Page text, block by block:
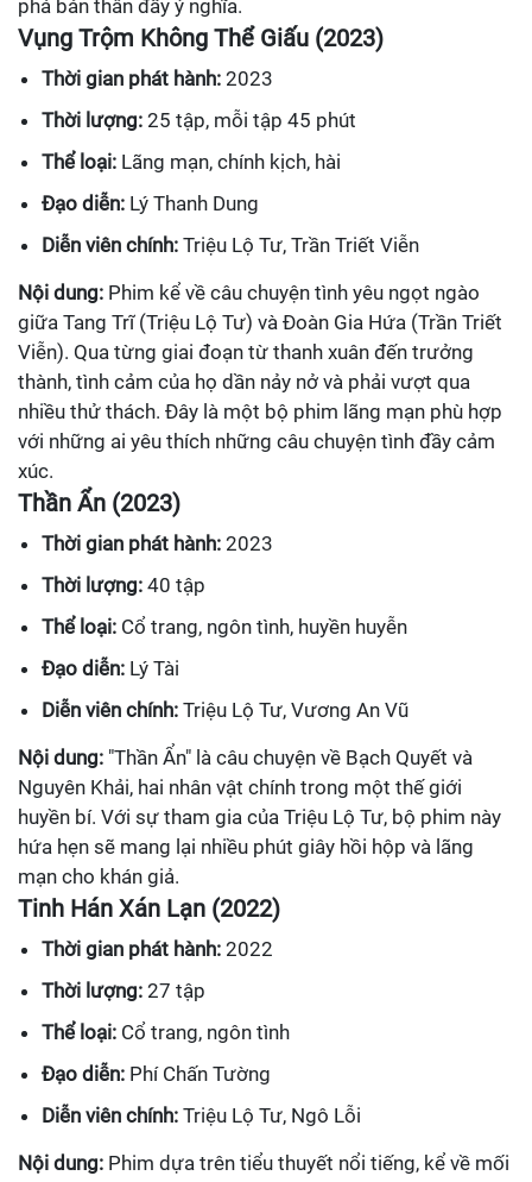
phá bản thân đầy ý nghĩa.
Vụng Trộm Không Thể Giấu (2023)
Thời gian phát hành: 2023
Thời lượng: 25 tập, mỗi tập 45 phút
Thể loại: Lãng mạn, chính kịch, hài
Đạo diễn: Lý Thanh Dung
Diễn viên chính: Triệu Lộ Tư, Trần Triết Viễn
Nội dung: Phim kể về câu chuyện tình yêu ngọt ngào
giữa Tang Trĩ (Triệu Lộ Tư) và Đoàn Gia Hứa (Trần Triết
Viễn). Qua từng giai đoạn từ thanh xuân đến trưởng
thành, tình cảm của họ dần nảy nở và phải vượt qua
nhiều thử thách. Đây là một bộ phim lãng mạn phù hợp
với những ai yêu thích những câu chuyện tình đầy cảm
xúc.
Thần Ẩn (2023)
Thời gian phát hành: 2023
Thời lượng: 40 tập
Thể loại: Cổ trang, ngôn tình, huyền huyễn
Đạo diễn: Lý Tài
Diễn viên chính: Triệu Lộ Tư, Vương An Vũ
Nội dung: "Thần Ẩn" là câu chuyện về Bạch Quyết và
Nguyên Khải, hai nhân vật chính trong một thế giới
huyền bí. Với sự tham gia của Triệu Lộ Tư, bộ phim này
hứa hẹn sẽ mang lại nhiều phút giây hồi hộp và lãng
mạn cho khán giả.
Tinh Hán Xán Lạn (2022)
Thời gian phát hành: 2022
Thời lượng: 27 tập
Thể loại: Cổ trang, ngôn tình
Đạo diễn: Phí Chấn Tường
Diễn viên chính: Triệu Lộ Tư, Ngô Lỗi
Nội dung: Phim dựa trên tiểu thuyết nổi tiếng, kể về mối